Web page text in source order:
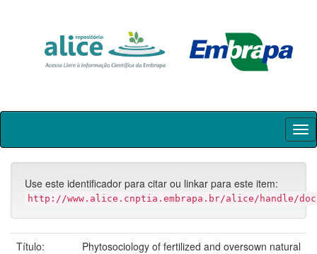
Skip
Use este identificador para citar ou linkar para este item:
http://www.alice.cnptia.embrapa.br/alice/handle/doc/
Título:
Phytosociology of fertilized and oversown natural